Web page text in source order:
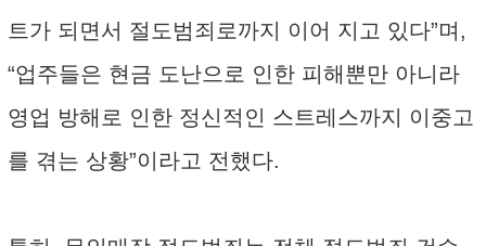
트가 되면서 절도범죄로까지 이어 지고 있다”며,
“업주들은 현금 도난으로 인한 피해뿐만 아니라
영업 방해로 인한 정신적인 스트레스까지 이중고
를 겪는 상황”이라고 전했다.